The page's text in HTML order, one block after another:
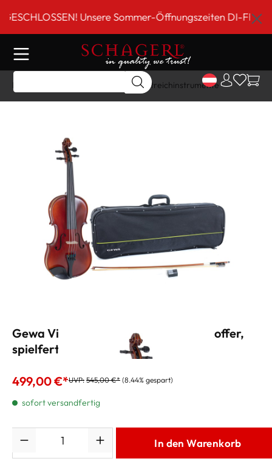
springenUnsere Sommer-Öffnungszeiten DI-FR 9 bis
Home Gitarre/Strings Streichinstrumente
Gewa Violinset Ideale 3/4 mit Violinkoffer,
spielfertig
499,00 €*UVP: 545,00 €* (8.44% gespart)
sofort versandfertig
In den Warenkorb